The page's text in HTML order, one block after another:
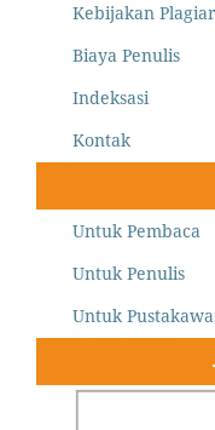
Kebijakan
Biaya Penulis
Indeksasi
Kontak
Untuk Pembaca
Untuk Penulis
Untuk